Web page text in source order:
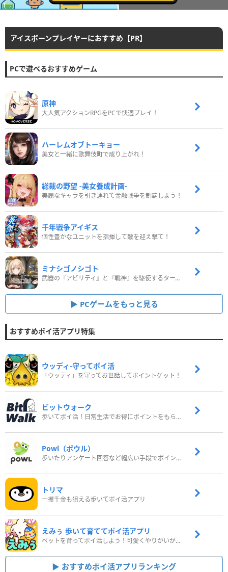
アイスボーンプレイヤーにおすすめ【PR】
PCで遊べるおすすめゲーム
原神
大人気アクションRPGをPCで快適プレイ！
ハーレムオブトーキョー
美女と一緒に歌舞伎町で成り上がれ！
総裁の野望 -美女養成計画-
美麗なキャラを引き連れて金融戦争を制覇しよう！
千年戦争アイギス
個性豊かなユニットを指揮して敵を迎え撃て！
ミナシゴノシゴト
武器の『アビリティ』と『戦神』を駆使するターン制コマンドバトルRPG！
PCゲームをもっと見る
おすすめポイ活アプリ特集
ウッディ‐守ってポイ活
「ウッディ」を守ってお世話してポイントゲット！
ビットウォーク
歩いてポイ活！日常生活でお得にポイントをもらおう
Powl（ポウル）
歩いたりアンケート回答など幅広い手段でポイントをゲット
トリマ
一攫千金も狙える歩いてポイ活アプリ
えみぅ 歩いて育ててポイ活アプリ
ペットを育ってポイ活しよう！可愛くやりがいがある新感覚アプリ
おすすめポイ活アプリランキング